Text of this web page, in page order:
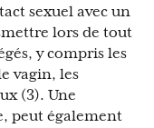
sexuel avec un
lors de tout
y compris les
vagin, les
(3). Une
peut également